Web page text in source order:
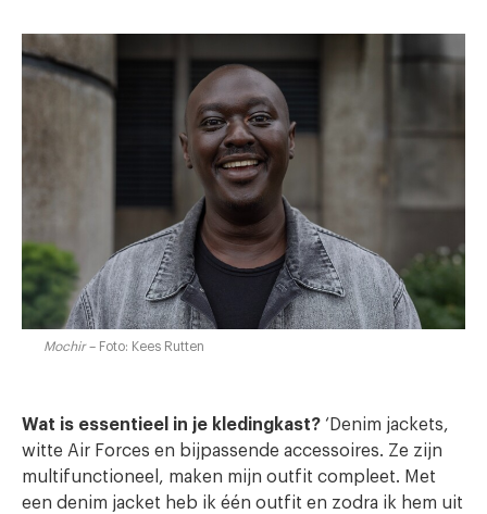
Mochir– Foto: Kees Rutten
Wat is essentieel in je kledingkast? ‘Denim jackets,
witte Air Forces en bijpassende accessoires. Ze zijn
multifunctioneel, maken mijn outfit compleet. Met
een denim jacket heb ik één outfit en zodra ik hem uit